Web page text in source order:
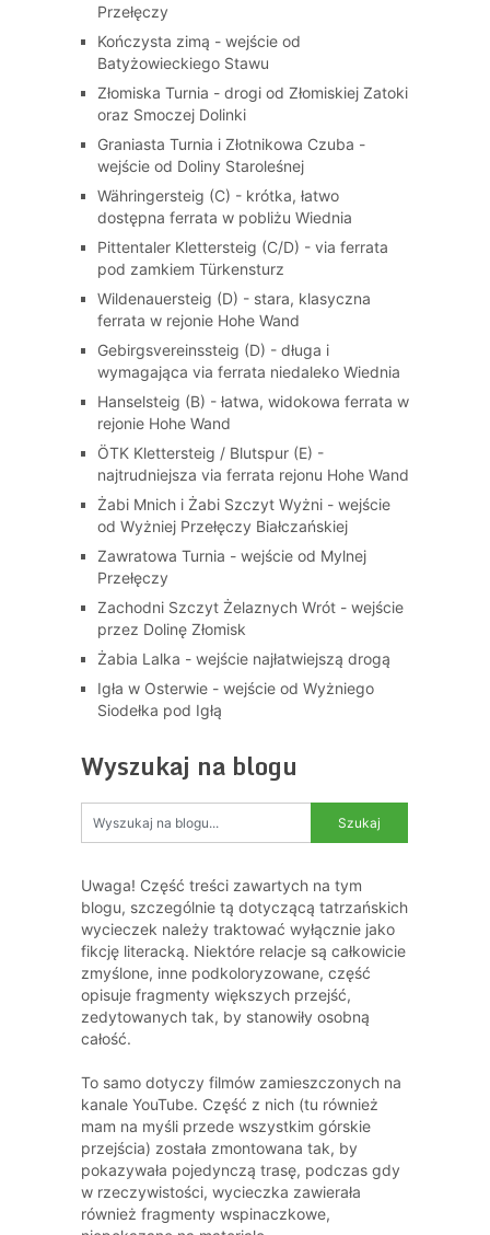
Przełęczy
Kończysta zimą - wejście od
Batyżowieckiego Stawu
Złomiska Turnia - drogi od Złomiskiej Zatoki
oraz Smoczej Dolinki
Graniasta Turnia i Złotnikowa Czuba -
wejście od Doliny Staroleśnej
Währingersteig (C) - krótka, łatwo
dostępna ferrata w pobliżu Wiednia
Pittentaler Klettersteig (C/D) - via ferrata
pod zamkiem Türkensturz
Wildenauersteig (D) - stara, klasyczna
ferrata w rejonie Hohe Wand
Gebirgsvereinssteig (D) - długa i
wymagająca via ferrata niedaleko Wiednia
Hanselsteig (B) - łatwa, widokowa ferrata w
rejonie Hohe Wand
ÖTK Klettersteig / Blutspur (E) -
najtrudniejsza via ferrata rejonu Hohe Wand
Żabi Mnich i Żabi Szczyt Wyżni - wejście
od Wyżniej Przełęczy Białczańskiej
Zawratowa Turnia - wejście od Mylnej
Przełęczy
Zachodni Szczyt Żelaznych Wrót - wejście
przez Dolinę Złomisk
Żabia Lalka - wejście najłatwiejszą drogą
Igła w Osterwie - wejście od Wyżniego
Siodełka pod Igłą
Wyszukaj na blogu
Uwaga! Część treści zawartych na tym
blogu, szczególnie tą dotyczącą tatrzańskich
wycieczek należy traktować wyłącznie jako
fikcję literacką. Niektóre relacje są całkowicie
zmyślone, inne podkoloryzowane, część
opisuje fragmenty większych przejść,
zedytowanych tak, by stanowiły osobną
całość.
To samo dotyczy filmów zamieszczonych na
kanale YouTube. Część z nich (tu również
mam na myśli przede wszystkim górskie
przejścia) została zmontowana tak, by
pokazywała pojedynczą trasę, podczas gdy
w rzeczywistości, wycieczka zawierała
również fragmenty wspinaczkowe,